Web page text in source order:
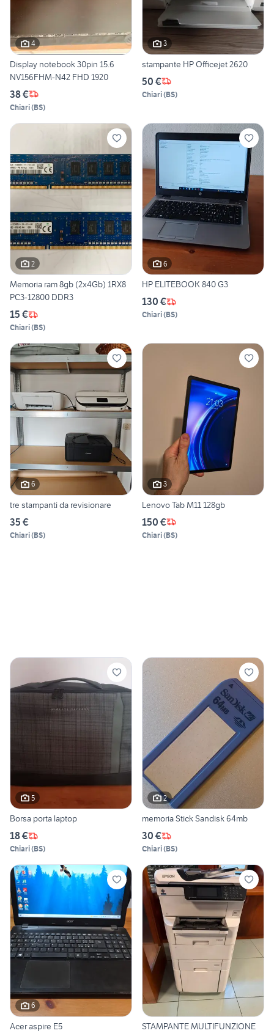
4
Display notebook 30pin 15.6
NV156FHM-N42 FHD 1920
38 €
Chiari(BS)
3
stampante HP Officejet 2620
50 €
Chiari(BS)
2
Memoria ram 8gb (2x4Gb) 1RX8
PC3-12800 DDR3
15 €
Chiari(BS)
6
HP ELITEBOOK 840 G3
130 €
Chiari(BS)
6
tre stampanti da revisionare
35 €
Chiari(BS)
3
Lenovo Tab M11 128gb
150 €
Chiari(BS)
5
Borsa porta laptop
18 €
Chiari(BS)
2
memoria Stick Sandisk 64mb
30 €
Chiari(BS)
6
Acer aspire E5
STAMPANTE MULTIFUNZIONE